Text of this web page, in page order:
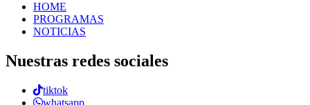
HOME
PROGRAMAS
NOTICIAS
Nuestras redes sociales
tiktok